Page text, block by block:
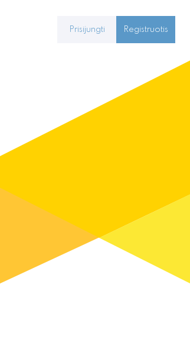
Prisijungti Registruotis